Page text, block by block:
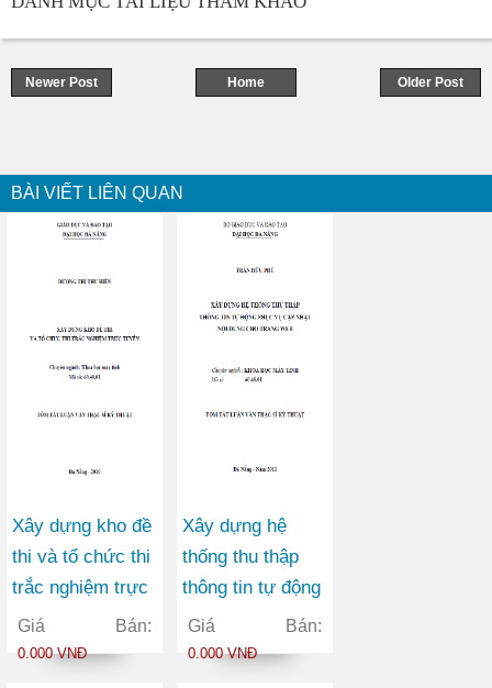
Newer Post Older Post
Home
BÀI VIẾT LIÊN QUAN
Xây dựng kho đề
thi và tổ chức thi
trắc nghiệm trực
tuyến
Giá Bán:
0.000 VNĐ
Xây dựng hệ
thống thu thập
thông tin tự động
phục vụ cập nhật
nội dung cho
Giá Bán:
0.000 VNĐ